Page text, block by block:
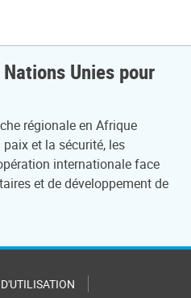
Unies pour
régionale en Afrique
et la sécurité, les
internationale face
et de développement de